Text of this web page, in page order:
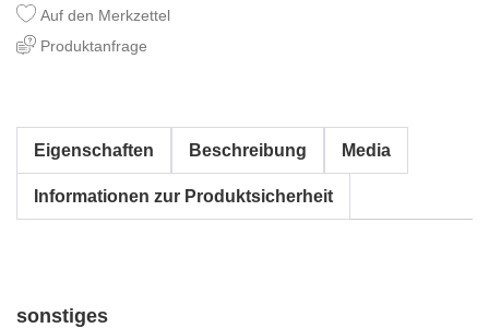
Auf den Merkzettel
Produktanfrage
Eigenschaften Beschreibung Media
Informationen zur Produktsicherheit
sonstiges